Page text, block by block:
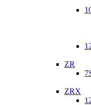
ZR
ZRX